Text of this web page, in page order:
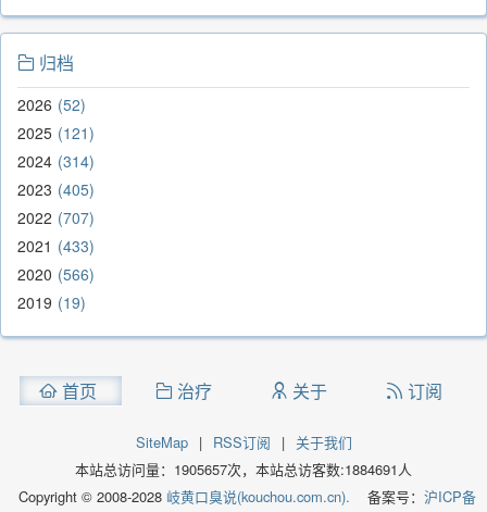
归档
2026 52
2025 121
2024 314
2023 405
2022 707
2021
433
2020 566
2019 19
首页 治疗 关于 订阅
SiteMap | RSS订阅 |
关于我们
本站总访问量： 1905657次，本站总访客数:1884691人
Copyright © 2008-2028 岐黄口臭说(kouchou.com.cn). 备案号： 沪ICP备